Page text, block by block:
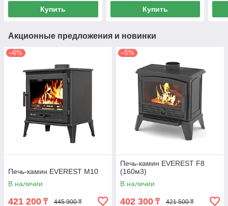
Купить Купить
Акционные предложения и новинки
–6%
Печь-камин EVEREST М10
В наличии
421 200 ₸ 445 900 ₸
–5%
Печь-камин EVEREST F8
(160м3)
В наличии
402 300 ₸ 421 500 ₸